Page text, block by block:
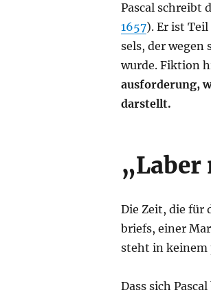
Pas­cal schreibt
1657). Er ist
sels, der wegen
wur­de. Fik­ti­on
aus­for­de­rung,
darstellt.
Die Zeit, die für
briefs, einer
steht in kei­nem
Dass sich